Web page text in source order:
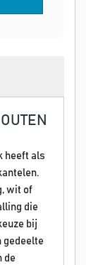
heeft als
wit of
die
bij
gedeelte
de